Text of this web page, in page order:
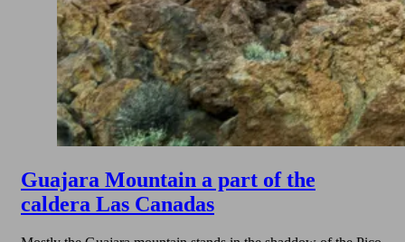
Guajara Mountain a part of the
caldera Las Canadas